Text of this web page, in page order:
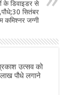
के डिवाइडर से
सितंबर
कमिश्नर जग्गी
उत्सव को
पौधे लगाने